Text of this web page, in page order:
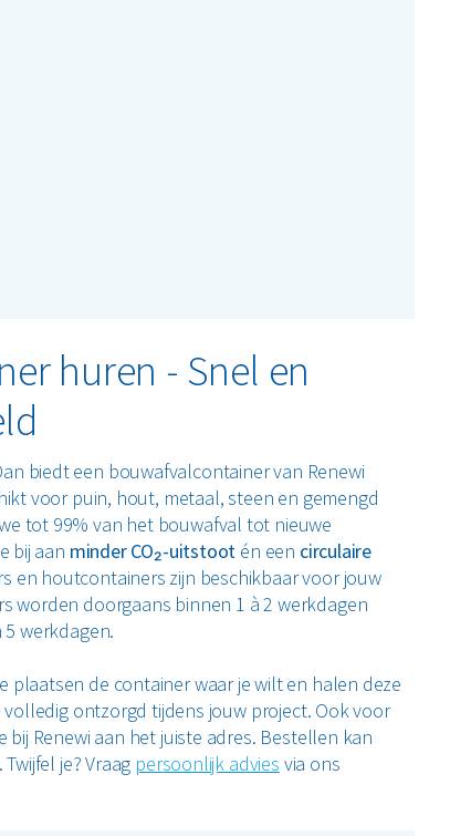
huren - Snel en
biedt een bouwafvalcontainer van Renewi
voor puin, hout, metaal, steen en gemengd
tot 99% van het bouwafval tot nieuwe
bij aan minder CO₂-uitstoot én een circulaire
en houtcontainers zijn beschikbaar voor jouw
worden doorgaans binnen 1 à 2 werkdagen
werkdagen.
plaatsen de container waar je wilt en halen deze
ontzorgd tijdens jouw project. Ook voor
Renewi aan het juiste adres. Bestellen kan
je? Vraag persoonlijk advies via ons